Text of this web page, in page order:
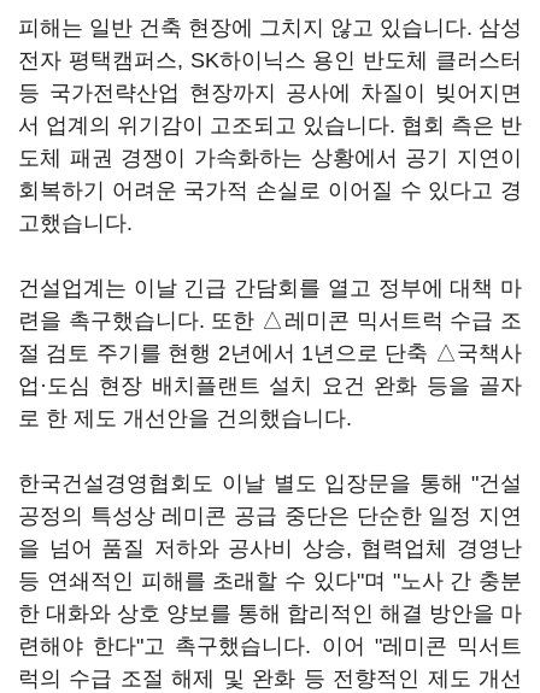
피해는 일반 건축 현장에 그치지 않고 있습니다. 삼성
전자 평택캠퍼스, SK하이닉스 용인 반도체 클러스터
등 국가전략산업 현장까지 공사에 차질이 빚어지면
서 업계의 위기감이 고조되고 있습니다. 협회 측은 반
도체 패권 경쟁이 가속화하는 상황에서 공기 지연이
회복하기 어려운 국가적 손실로 이어질 수 있다고 경
고했습니다.
건설업계는 이날 긴급 간담회를 열고 정부에 대책 마
련을 촉구했습니다. 또한 △레미콘 믹서트럭 수급 조
절 검토 주기를 현행 2년에서 1년으로 단축 △국책사
업·도심 현장 배치플랜트 설치 요건 완화 등을 골자
로 한 제도 개선안을 건의했습니다.
한국건설경영협회도 이날 별도 입장문을 통해 "건설
공정의 특성상 레미콘 공급 중단은 단순한 일정 지연
을 넘어 품질 저하와 공사비 상승, 협력업체 경영난
등 연쇄적인 피해를 초래할 수 있다"며 "노사 간 충분
한 대화와 상호 양보를 통해 합리적인 해결 방안을 마
련해야 한다"고 촉구했습니다. 이어 "레미콘 믹서트
럭의 수급 조절 해제 및 완화 등 전향적인 제도 개선